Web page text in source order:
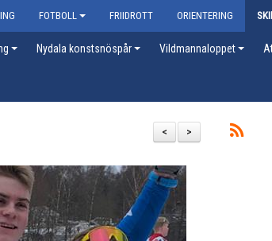
FOTBOLL FRIIDROTT ORIENTERING
Nydala konstsnöspår Vildmannaloppet
>
<